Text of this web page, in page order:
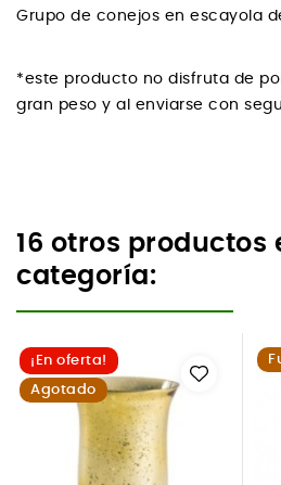
Grupo de conejos en escayola
*este producto no disfruta de
gran peso y al enviarse con
16 otros productos
categoría:
¡En oferta!
Agotado